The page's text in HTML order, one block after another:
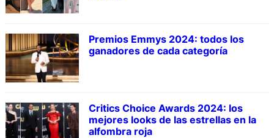
Premios Emmys 2024: todos los
ganadores de cada categoría
Critics Choice Awards 2024: los
mejores looks de las estrellas en la
alfombra roja